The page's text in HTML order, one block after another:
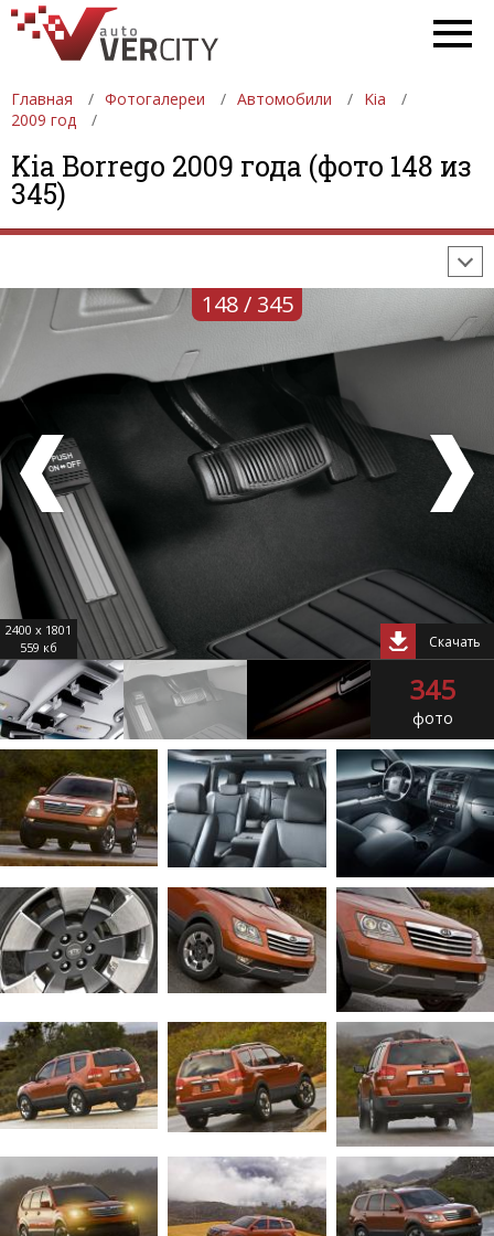
Главная Фотогалереи Автомобили
Kia
2009 год
Kia Borrego 2009 года (фото 148 из
345)
ФОТОГАЛЕРЕИ АВТОМОБИЛИ
ДЕВУШКИ
АВТОСАЛОНЫ
148 / 345
2400 x 1801
559 кб
Скачать
345
фото